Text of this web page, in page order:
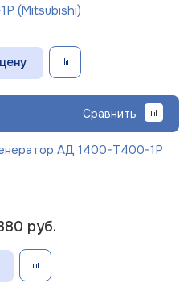
(Mitsubishi)
Сравнить
АД 1400-Т400-1Р
руб.